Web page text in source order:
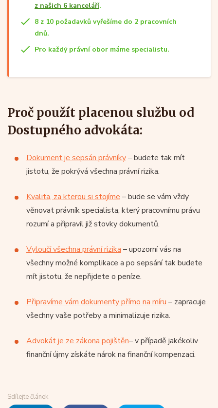
z našich 6 kanceláří.
8 z 10 požadavků vyřešíme do 2 pracovních
dnů.
Pro každý právní obor máme specialistu.
Proč použít placenou službu od
Dostupného advokáta:
Dokument je sepsán právníky– budete tak mít
jistotu, že pokrývá všechna právní rizika.
Kvalita, za kterou si stojíme – bude se vám vždy
věnovat právník specialista, který pracovnímu právu
rozumí a připravil již stovky dokumentů.
Vyloučí všechna právní rizika – upozorní vás na
všechny možné komplikace a po sepsání tak budete
mít jistotu, že nepřijdete o peníze.
Připravíme vám dokumenty přímo na míru – zapracuje
všechny vaše potřeby a minimalizuje rizika.
Advokát je ze zákona pojištěn– v případě jakékoliv
finanční újmy získáte nárok na finanční kompenzaci.
Sdílejte článek